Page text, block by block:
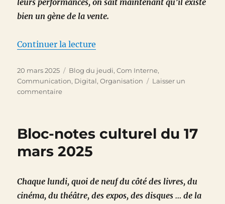
leurs performances, on sait maintenant qu’il existe
bien un gène de la vente.
Continuer la lecture
Publié
le
20 mars 2025 Catégories
Blog du jeudi,Com Interne,
Communication, Digital,Organisation
Laisser un
commentairesur
y
d’la
y
a
Bloc-notes culturel du 17
mars 2025
Chaque lundi, quoi de neuf du côté des livres, du
cinéma, du théâtre, des expos, des disques … de la